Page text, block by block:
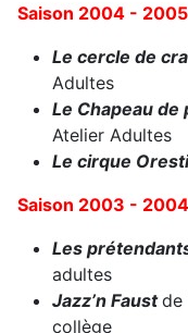
Saison 2004 - 2005
Le cercle de
Adultes
Le Chapeau de
Atelier Adultes
Le cirque
Saison 2003 - 2004
Les
adultes
Jazz’n Faust de
collège